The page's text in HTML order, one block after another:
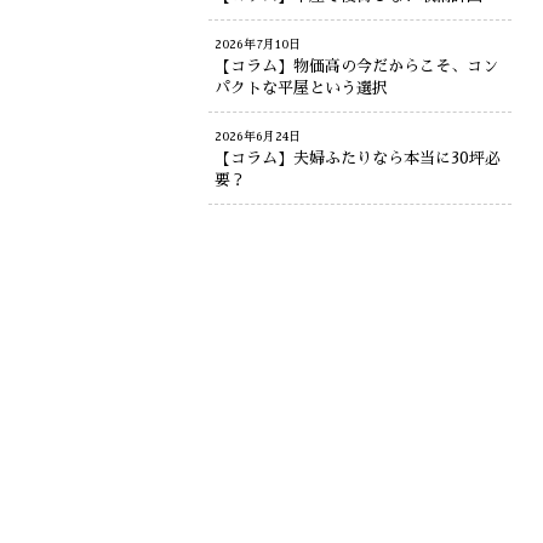
2026年7月10日
【コラム】物価高の今だからこそ、コン
パクトな平屋という選択
2026年6月24日
【コラム】夫婦ふたりなら本当に30坪必
要？